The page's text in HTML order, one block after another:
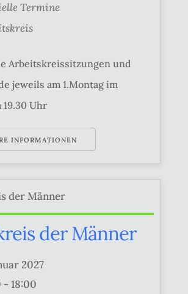
Termine
Arbeitskreissitzungen und
jeweils am 1.Montag im
Uhr
INFORMATIONEN
der Männer
2027
- 18:00